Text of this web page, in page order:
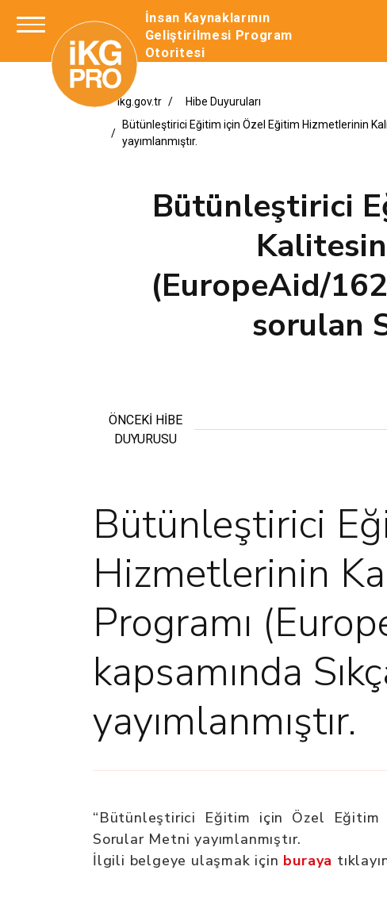
İnsan Kaynaklarının
Geliştirilmesi Program
Otoritesi
ikg.gov.tr
Hibe Duyuruları
Bütünleştirici Eğitim için Özel Eğitim Hizmetlerinin
yayımlanmıştır.
Bütünleştirici
(EuropeAid/
sorulan
ÖNCEKİ HİBE
DUYURUSU
Bütünleştirici
Hizmetlerinin
Programı
kapsamında
yayımlanmıştır.
“Bütünleştirici Eğitim için Özel Eğitim
Sorular Metni yayımlanmıştır.
İlgili belgeye ulaşmak için buraya